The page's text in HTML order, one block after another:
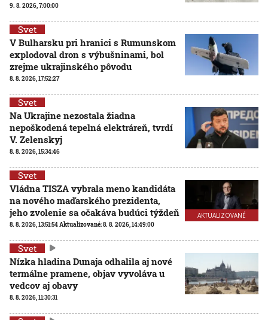
9. 8. 2026, 7:00:00
Svet
V Bulharsku pri hranici s Rumunskom
explodoval dron s výbušninami, bol
zrejme ukrajinského pôvodu
8. 8. 2026, 17:52:27
Svet
Na Ukrajine nezostala žiadna
nepoškodená tepelná elektráreň, tvrdí
V. Zelenskyj
8. 8. 2026, 15:34:46
AKTUALIZOVANÉ
Svet
Vládna TISZA vybrala meno kandidáta
na nového maďarského prezidenta,
jeho zvolenie sa očakáva budúci týždeň
8. 8. 2026, 13:51:54Aktualizované:8. 8. 2026, 14:49:00
Svet
Nízka hladina Dunaja odhalila aj nové
termálne pramene, objav vyvoláva u
vedcov aj obavy
8. 8. 2026, 11:30:31